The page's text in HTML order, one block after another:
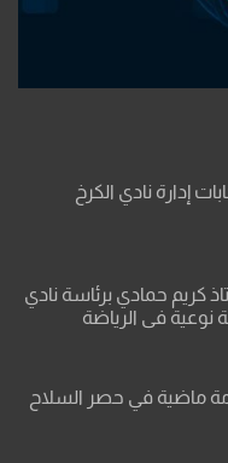
إدارة نادي الكرخ
كريم حمادي برئاسة نادي
نوعية في الرياضة
ماضية في حصر السلاح